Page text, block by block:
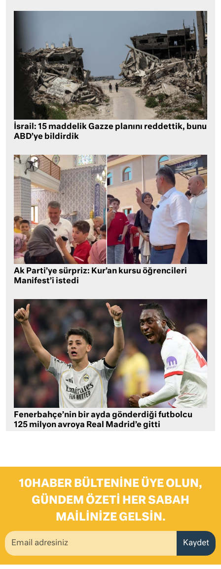
İsrail: 15 maddelik Gazze planını reddettik, bunu
ABD’ye bildirdik
Ak Parti’ye sürpriz: Kur’an kursu öğrencileri
Manifest’i istedi
Fenerbahçe’nin bir ayda gönderdiği futbolcu
125 milyon avroya Real Madrid’e gitti
10HABER BÜLTENINE ÜYE OLUN,
GÜNDEM ÖZETI HER SABAH
MAILINIZE GELSIN.
Kaydet